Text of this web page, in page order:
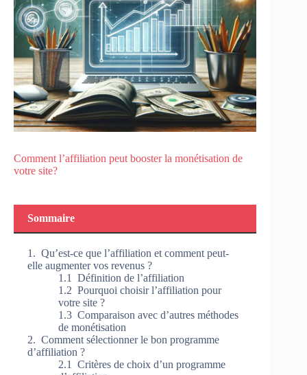
Comment l’affiliation peut booster la monétisation de
votre site?
Sommaire
Qu’est-ce que l’affiliation et comment peut-
elle augmenter vos revenus ?
Définition de l’affiliation
Pourquoi choisir l’affiliation pour
votre site ?
Comparaison avec d’autres méthodes
de monétisation
Comment sélectionner le bon programme
d’affiliation ?
Critères de choix d’un programme